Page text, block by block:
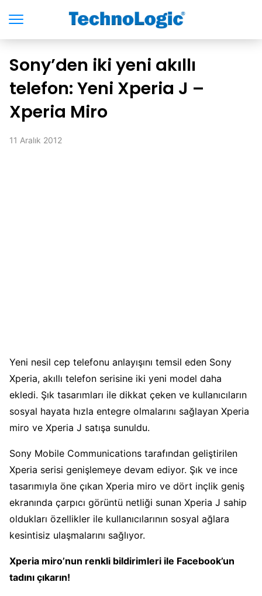
Sony’den iki yeni akıllı
telefon: Yeni Xperia J –
Xperia Miro
11 Aralık 2012
Yeni nesil cep telefonu anlayışını temsil eden Sony
Xperia, akıllı telefon serisine iki yeni model daha
ekledi. Şık tasarımları ile dikkat çeken ve kullanıcıların
sosyal hayata hızla entegre olmalarını sağlayan Xperia
miro ve Xperia J satışa sunuldu.
Sony Mobile Communications tarafından geliştirilen
Xperia serisi genişlemeye devam ediyor. Şık ve ince
tasarımıyla öne çıkan Xperia miro ve dört inçlik geniş
ekranında çarpıcı görüntü netliği sunan Xperia J sahip
oldukları özellikler ile kullanıcılarının sosyal ağlara
kesintisiz ulaşmalarını sağlıyor.
Xperia miro’nun renkli bildirimleri ile Facebook’un
tadını çıkarın!